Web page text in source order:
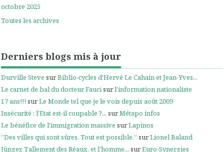
octobre 2025
Toutes les archives
Derniers blogs mis à jour
Durville Steve surBiblio-cycles d'Hervé Le Cahain et Jean-Yves...
Le carnet de bal du docteur Faucisurl'information nationaliste
17 ans!!! surLe Monde tel que je le vois depuis août 2009
Insécurité : l'Etat est-il coupable ?... surMétapo infos
Le bénéfice de l'immigration massive surLapinos
”Des villes qui sont sûres. Tout est possible.” surLionel Baland
Jünger, Tallement des Réaux, et l'homme... surEuro-Synergies